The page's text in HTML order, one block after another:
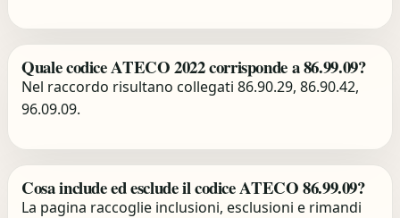
Quale codice ATECO 2022 corrisponde a 86.99.09?
Nel raccordo risultano collegati 86.90.29, 86.90.42,
96.09.09.
Cosa include ed esclude il codice ATECO 86.99.09?
La pagina raccoglie inclusioni, esclusioni e rimandi